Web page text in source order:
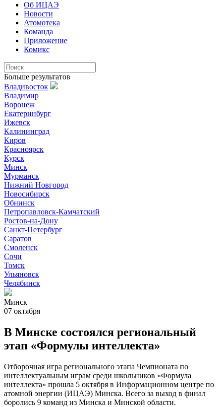
Об ИЦАЭ
Новости
Атомотека
Команда
Приложение
Комикс
Больше результатов
Владивосток
Владимир
Воронеж
Екатеринбург
Ижевск
Калининград
Киров
Красноярск
Курск
Минск
Мурманск
Нижний Новгород
Новосибирск
Обнинск
Петропавловск-Камчатский
Ростов-на-Дону
Санкт-Петербург
Саратов
Смоленск
Сочи
Томск
Ульяновск
Челябинск
Минск
07 октября
В Минске состоялся региональный
этап «Формулы интеллекта»
Отборочная игра регионального этапа Чемпионата по
интеллектуальным играм среди школьников «Формула
интеллекта» прошла 5 октября в Информационном центре по
атомной энергии (ИЦАЭ) Минска. Всего за выход в финал
боролись 9 команд из Минска и Минской области.